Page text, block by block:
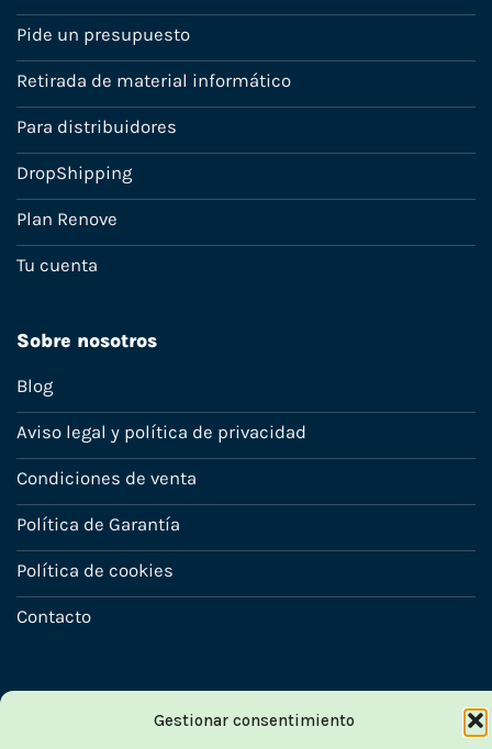
Gestionar consentimiento
Pide un presupuesto
Retirada de material informático
Para distribuidores
DropShipping
Plan Renove
Tu cuenta
Sobre nosotros
Blog
Aviso legal y política de privacidad
Condiciones de venta
Política de Garantía
Política de cookies
Contacto